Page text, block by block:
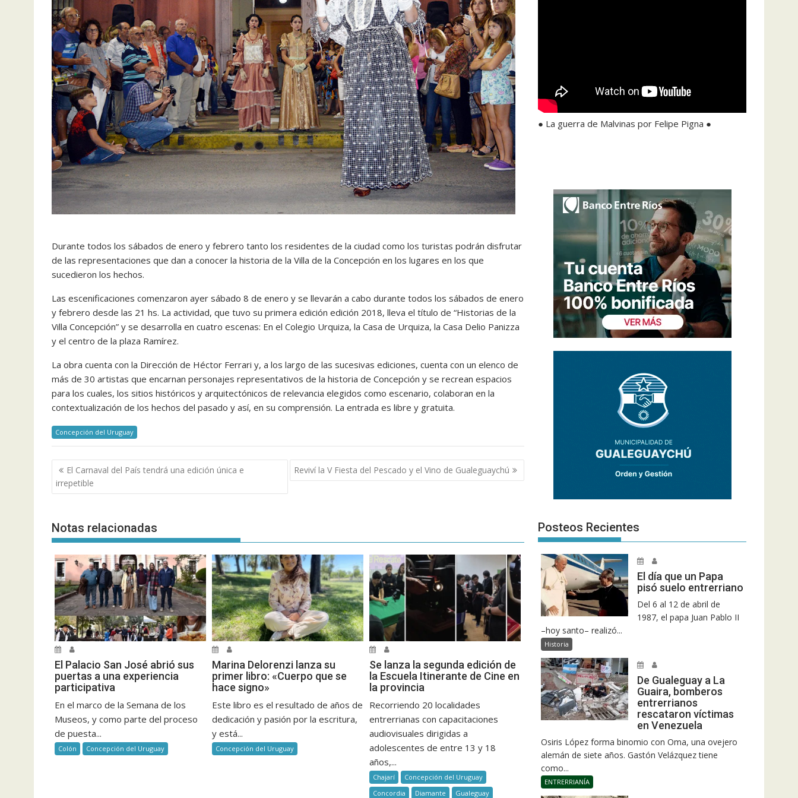
Durante todos los sábados de enero y febrero tanto los residentes de la ciudad como los turistas podrán disfrutar
de las representaciones que dan a conocer la historia de la Villa de la Concepción en los lugares en los que
sucedieron los hechos.
Las escenificaciones comenzaron ayer sábado 8 de enero y se llevarán a cabo durante todos los sábados de enero
y febrero desde las 21 hs. La actividad, que tuvo su primera edición edición 2018, lleva el título de “Historias de la
Villa Concepción” y se desarrolla en cuatro escenas: En el Colegio Urquiza, la Casa de Urquiza, la Casa Delio Panizza
y el centro de la plaza Ramírez.
La obra cuenta con la Dirección de Héctor Ferrari y, a los largo de las sucesivas ediciones, cuenta con un elenco de
más de 30 artistas que encarnan personajes representativos de la historia de Concepción y se recrean espacios
para los cuales, los sitios históricos y arquitectónicos de relevancia elegidos como escenario, colaboran en la
contextualización de los hechos del pasado y así, en su comprensión. La entrada es libre y gratuita.
Concepción del Uruguay
Navegación
de
entradas
El Carnaval del País tendrá una edición única e
irrepetible
Reviví la V Fiesta del Pescado y el Vino de Gualeguaychú
Notas relacionadas
El Palacio San José abrió sus
puertas a una experiencia
participativa
En el marco de la Semana de los
Museos, y como parte del proceso
de puesta...
Colón Concepción del Uruguay
Marina Delorenzi lanza su
primer libro: «Cuerpo que se
hace signo»
Este libro es el resultado de años de
dedicación y pasión por la escritura,
y está...
Concepción del Uruguay
Se lanza la segunda edición de
la Escuela Itinerante de Cine en
la provincia
Recorriendo 20 localidades
entrerrianas con capacitaciones
audiovisuales dirigidas a
adolescentes de entre 13 y 18
años,...
Chajarí
Concepción del Uruguay
Concordia
Diamante
Gualeguay
● La guerra de Malvinas por Felipe Pigna ●
Posteos Recientes
El día que un Papa
pisó suelo entrerriano
Del 6 al 12 de abril de
1987, el papa Juan Pablo II
–hoy santo– realizó...
Historia
De Gualeguay a La
Guaira, bomberos
entrerrianos
rescataron víctimas
en Venezuela
Osiris López forma binomio con Oma, una ovejero
alemán de siete años. Gastón Velázquez tiene
como...
ENTRERRIANÍA